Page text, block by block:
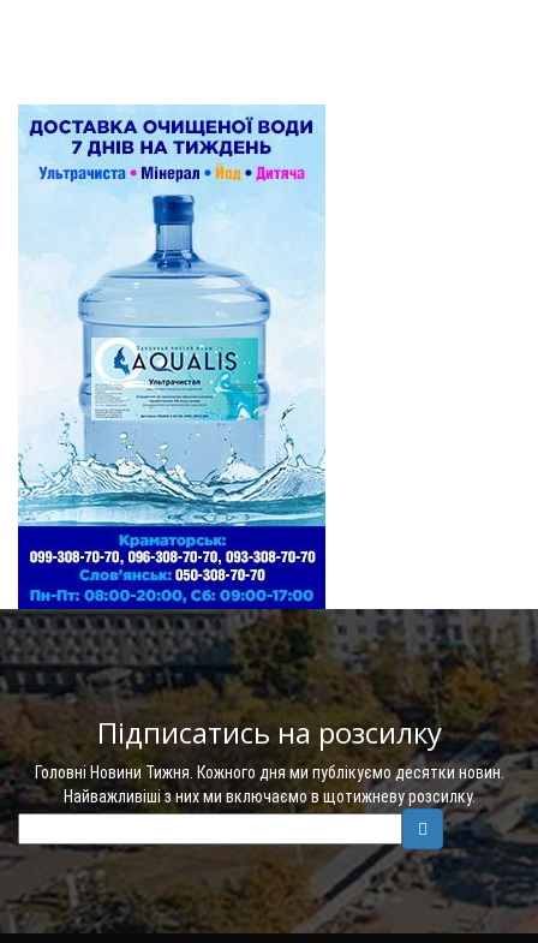
Підписатись на розсилку
Головні Новини Тижня. Кожного дня ми публікуємо десятки новин.
Найважливіші з них ми включаємо в щотижневу розсилку.